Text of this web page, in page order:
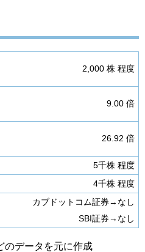
2,000 株 程度
9.00 倍
26.92 倍
5千株 程度
4千株 程度
カブドットコム証券→なし
SBI証券→なし
のデータを元に作成